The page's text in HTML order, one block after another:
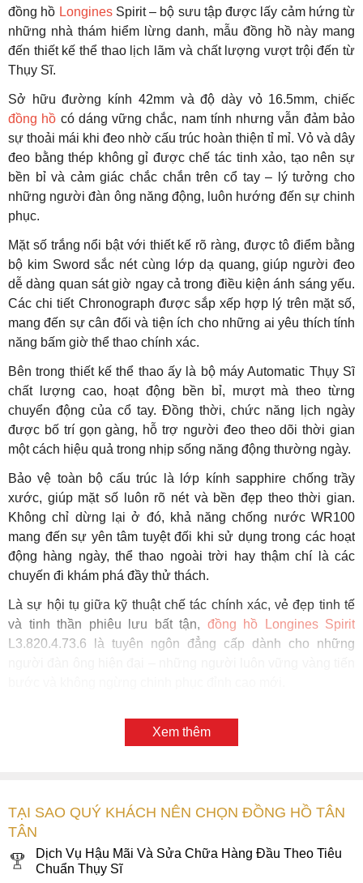
đồng hồ LonginesSpirit – bộ sưu tập được lấy cảm hứng từ
những nhà thám hiểm lừng danh, mẫu đồng hồ này mang
đến thiết kế thể thao lịch lãm và chất lượng vượt trội đến từ
Thụy Sĩ.
Sở hữu đường kính 42mm và độ dày vỏ 16.5mm, chiếc
đồng hồ có dáng vững chắc, nam tính nhưng vẫn đảm bảo
sự thoải mái khi đeo nhờ cấu trúc hoàn thiện tỉ mỉ. Vỏ và dây
đeo bằng thép không gỉ được chế tác tinh xảo, tạo nên sự
bền bỉ và cảm giác chắc chắn trên cổ tay – lý tưởng cho
những người đàn ông năng động, luôn hướng đến sự chinh
phục.
Mặt số trắng nổi bật với thiết kế rõ ràng, được tô điểm bằng
bộ kim Sword sắc nét cùng lớp dạ quang, giúp người đeo
dễ dàng quan sát giờ ngay cả trong điều kiện ánh sáng yếu.
Các chi tiết Chronograph được sắp xếp hợp lý trên mặt số,
mang đến sự cân đối và tiện ích cho những ai yêu thích tính
năng bấm giờ thể thao chính xác.
Bên trong thiết kế thể thao ấy là bộ máy Automatic Thụy Sĩ
chất lượng cao, hoạt động bền bỉ, mượt mà theo từng
chuyển động của cổ tay. Đồng thời, chức năng lịch ngày
được bố trí gọn gàng, hỗ trợ người đeo theo dõi thời gian
một cách hiệu quả trong nhịp sống năng động thường ngày.
Bảo vệ toàn bộ cấu trúc là lớp kính sapphire chống trầy
xước, giúp mặt số luôn rõ nét và bền đẹp theo thời gian.
Không chỉ dừng lại ở đó, khả năng chống nước WR100
mang đến sự yên tâm tuyệt đối khi sử dụng trong các hoạt
động hàng ngày, thể thao ngoài trời hay thậm chí là các
chuyến đi khám phá đầy thử thách.
Là sự hội tụ giữa kỹ thuật chế tác chính xác, vẻ đẹp tinh tế
và tinh thần phiêu lưu bất tận, đồng hồ Longines Spirit
L3.820.4.73.6 là tuyên ngôn đẳng cấp dành cho những
Xem thêm
TẠI SAO QUÝ KHÁCH NÊN CHỌN ĐỒNG HỒ TÂN
TÂN
Dịch Vụ Hậu Mãi Và Sửa Chữa Hàng Đầu Theo Tiêu
Chuẩn Thụy Sĩ